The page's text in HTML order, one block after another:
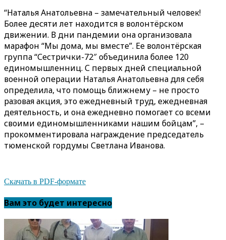
“Наталья Анатольевна – замечательный человек!
Более десяти лет находится в волонтёрском
движении. В дни пандемии она организовала
марафон “Мы дома, мы вместе”. Ее волонтёрская
группа “Сестрички-72″ объединила более 120
единомышленниц. С первых дней специальной
военной операции Наталья Анатольевна для себя
определила, что помощь ближнему – не просто
разовая акция, это ежедневный труд, ежедневная
деятельность, и она ежедневно помогает со всеми
своими единомышленниками нашим бойцам”, –
прокомментировала награждение председатель
тюменской гордумы Светлана Иванова.
Скачать в PDF-формате
Вам это будет интересно